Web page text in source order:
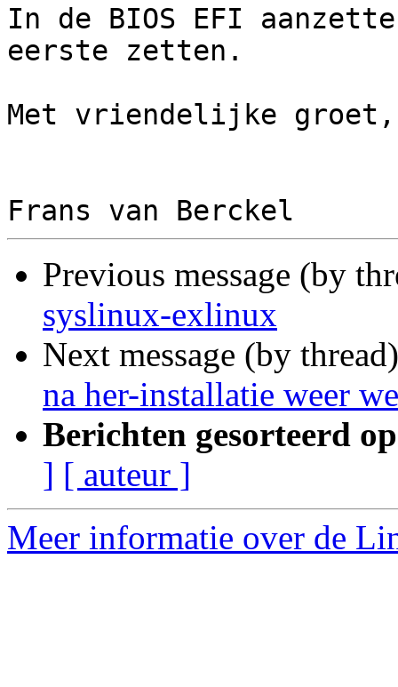
In de BIOS EFI
eerste zetten.
Met vriendelijke groet,
Previous message (by
syslinux-exlinux
Next message (by
na her-installatie weer
Berichten gesorteerd
] [ auteur ]
Meer informatie over de